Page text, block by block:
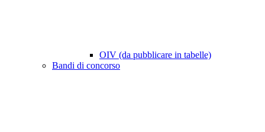
OIV (da pubblicare in tabelle)
Bandi di concorso